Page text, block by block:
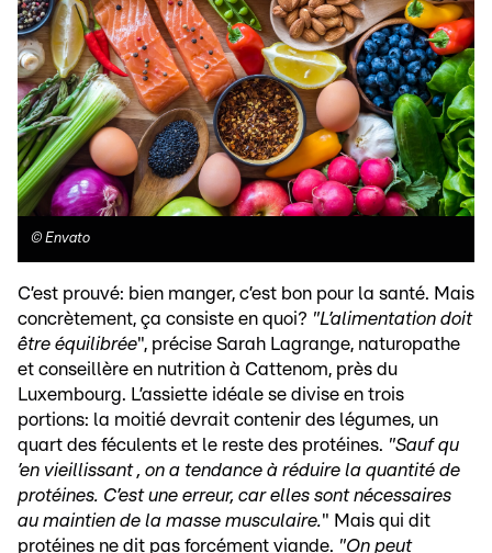
© Envato
C’est prouvé: bien manger, c’est bon pour la santé. Mais
concrètement, ça consiste en quoi? "L’alimentation doit
être équilibrée", précise Sarah Lagrange, naturopathe
et conseillère en nutrition à Cattenom, près du
Luxembourg. L’assiette idéale se divise en trois
portions: la moitié devrait contenir des légumes, un
quart des féculents et le reste des protéines. "Sauf qu
’en vieillissant , on a tendance à réduire la quantité de
protéines. C’est une erreur, car elles sont nécessaires
au maintien de la masse musculaire." Mais qui dit
protéines ne dit pas forcément viande. "On peut